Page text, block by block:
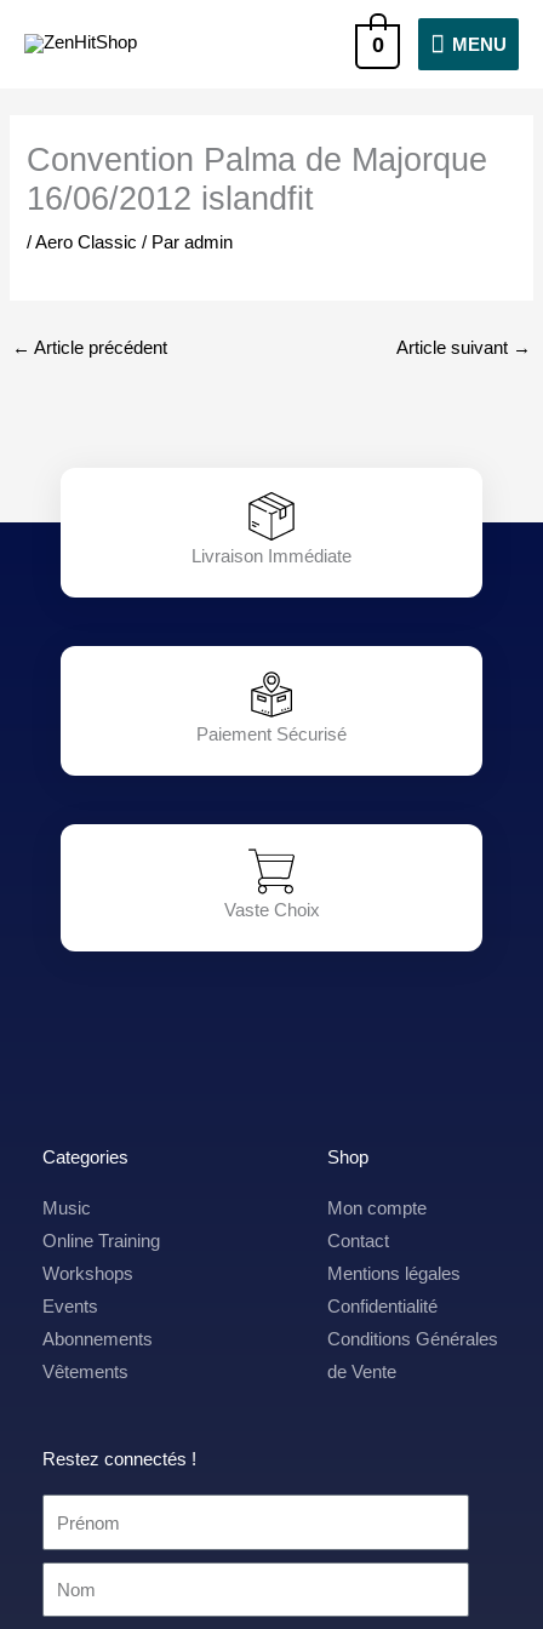
MENU
MENU
0
Convention Palma de Majorque
16/06/2012 islandfit
/Aero Classic / Paradmin
← Article précédent Article suivant →
Livraison Immédiate
Paiement Sécurisé
Vaste Choix
Categories
Music
Online Training
Workshops
Events
Abonnements
Vêtements
Shop
Mon compte
Contact
Mentions légales
Confidentialité
Conditions Générales
de Vente
Restez connectés !